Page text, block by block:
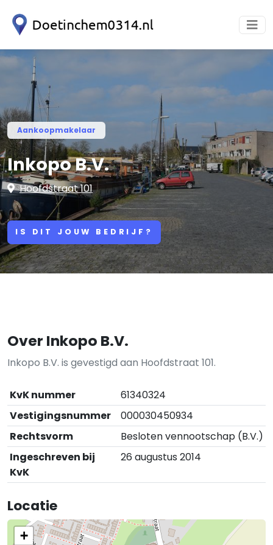
Aankoopmakelaar
Inkopo B.V.
Hoofdstraat 101
IS DIT JOUW BEDRIJF?
Over Inkopo B.V.
Inkopo B.V. is gevestigd aan Hoofdstraat 101.
KvK nummer
61340324
Vestigingsnummer
000030450934
Rechtsvorm
Besloten vennootschap (B.V.)
Ingeschreven bij
KvK
26 augustus 2014
Locatie
+